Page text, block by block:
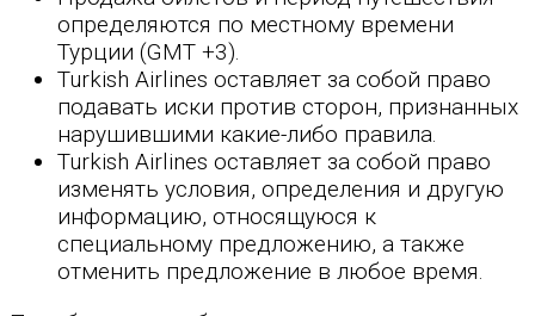
определяются по местному времени
Турции (GMT +3).
Turkish Airlines оставляет за собой право
подавать иски против сторон, признанных
нарушившими какие-либо правила.
Turkish Airlines оставляет за собой право
изменять условия, определения и другую
информацию, относящуюся к
специальному предложению, а также
отменить предложение в любое время.